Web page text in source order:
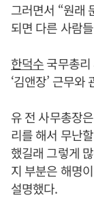
그러면서 “원래
되면 다른 사람
한덕수국무총
‘김앤장’ 근무
유 전 사무총장
리를 해서 무난
했길래 그렇게
지 부분은 해명
설명했다.